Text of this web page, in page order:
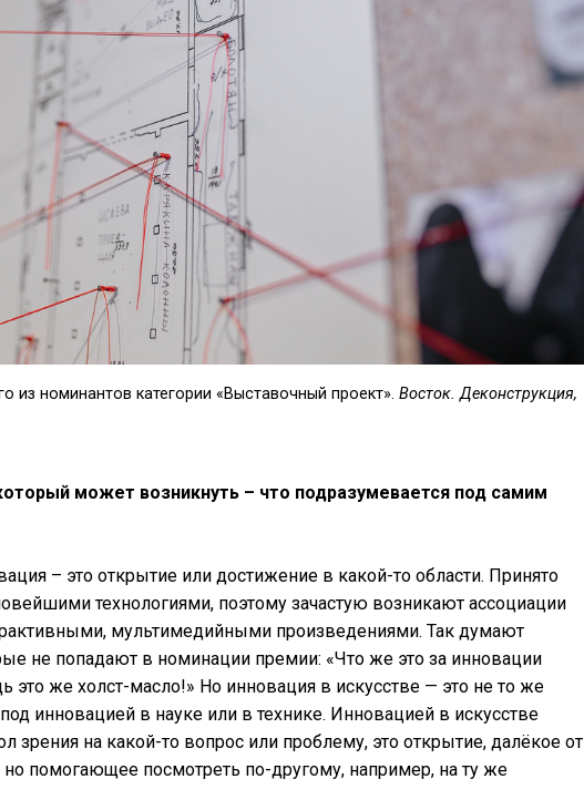
из номинантов категории «Выставочный проект». Восток. Деконструкция,
может возникнуть – что подразумевается под самим
– это открытие или достижение в какой-то области. Принято
технологиями, поэтому зачастую возникают ассоциации
мультимедийными произведениями. Так думают
не попадают в номинации премии: «Что же это за инновации
это же холст-масло!» Но инновация в искусстве — это не то же
инновацией в науке или в технике. Инновацией в искусстве
зрения на какой-то вопрос или проблему, это открытие, далёкое от
но помогающее посмотреть по-другому, например, на ту же